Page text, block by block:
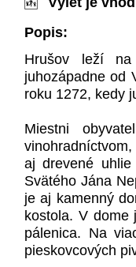
Popis:
Hrušov leží na
juhozápadne od
roku 1272, kedy
Miestni
aj drevené
Svätého Jána
je aj kamenný
kostola. V dome
pálenica. Na
pieskovcových